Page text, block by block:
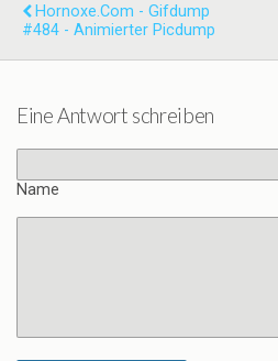
Hornoxe.com - Gifdump
#484 - Animierter Picdump
Eine Antwort schreiben
Name